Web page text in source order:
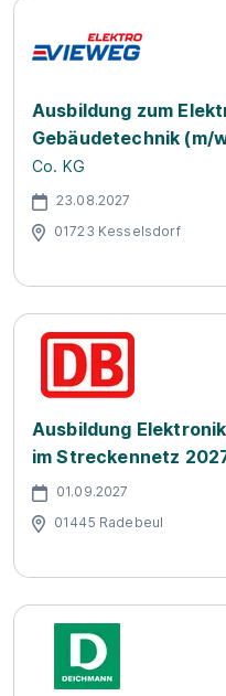
Ausbildung zum
Gebäudetechnik (m/
Co. KG
23.08.2027
01723 Kesselsdorf
Ausbildung
im Streckennetz
01.09.2027
01445 Radebeul